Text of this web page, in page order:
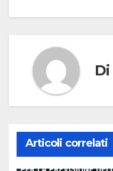
Di
Articoli correlati